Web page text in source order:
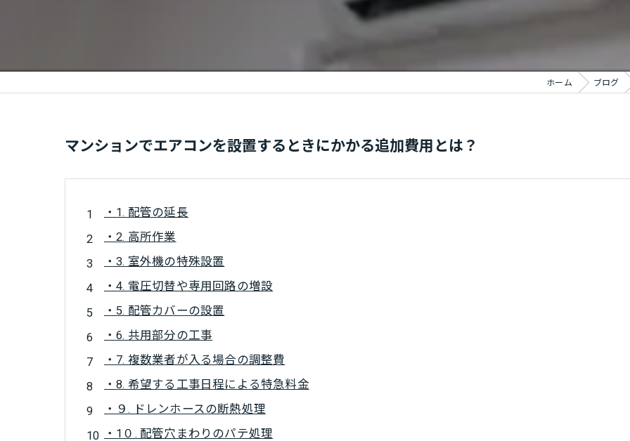
ホーム ブログ
マンションでエアコンを設置するときにかかる追加費用とは？
・1. 配管の延長
・2. 高所作業
・3. 室外機の特殊設置
・4. 電圧切替や専用回路の増設
・5. 配管カバーの設置
・6. 共用部分の工事
・7. 複数業者が入る場合の調整費
・8. 希望する工事日程による特急料金
・９. ドレンホースの断熱処理
・1０. 配管穴まわりのパテ処理